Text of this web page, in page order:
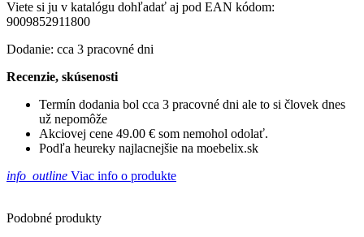
Viete si ju v katalógu dohľadať aj pod EAN kódom:
9009852911800
Dodanie: cca 3 pracovné dni
Recenzie, skúsenosti
Termín dodania bol cca 3 pracovné dni ale to si človek dnes
už nepomôže
Akciovej cene 49.00 € som nemohol odolať.
Podľa heureky najlacnejšie na moebelix.sk
info_outline Viac info o produkte
Podobné produkty